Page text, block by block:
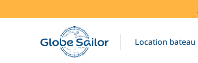
Location bateau